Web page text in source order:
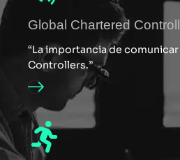
Global Chartered
“La importancia de
Controllers.”